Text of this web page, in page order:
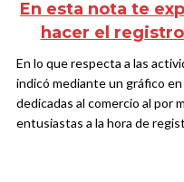
En esta nota te
hacer el
En lo que respecta a las
indicó mediante un gráfico
dedicadas al comercio al por
entusiastas a la hora de